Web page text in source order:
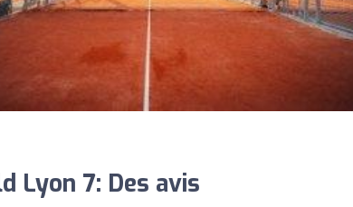
Lyon 7: Des avis